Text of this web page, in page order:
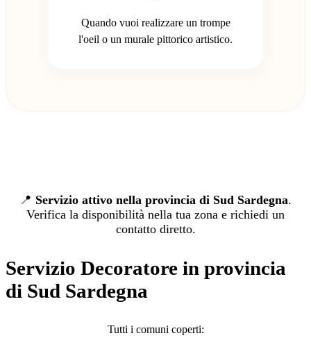
Quando vuoi realizzare un trompe
l'oeil o un murale pittorico artistico.
📍 Servizio attivo nella provincia di Sud Sardegna.
Verifica la disponibilità nella tua zona e richiedi un
contatto diretto.
Servizio Decoratore in provincia
di Sud Sardegna
Tutti i comuni coperti: